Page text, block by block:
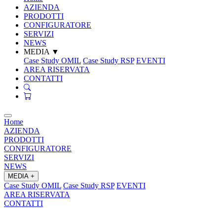
AZIENDA
PRODOTTI
CONFIGURATORE
SERVIZI
NEWS
MEDIA ▼
Case Study OMIL Case Study RSP EVENTI
AREA RISERVATA
CONTATTI
Home
AZIENDA
PRODOTTI
CONFIGURATORE
SERVIZI
NEWS
MEDIA +
Case Study OMIL Case Study RSP EVENTI
AREA RISERVATA
CONTATTI